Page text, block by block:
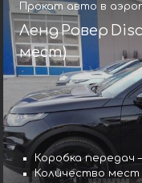
Прокат авто в
Ленд Ровер
мест)
Коробка передач
Количество мест